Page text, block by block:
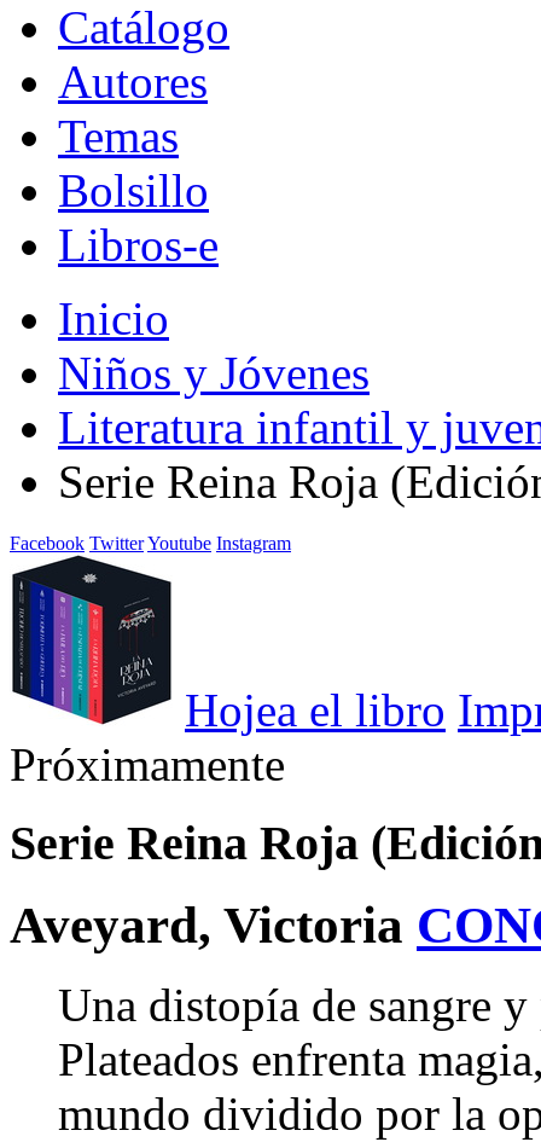
Catálogo
Autores
Temas
Bolsillo
Libros-e
Inicio
Niños y Jóvenes
Literatura infantil y
Serie Reina Roja
Facebook TwitterYoutube Instagram
Hojea el libro
Próximamente
Serie Reina Roja
Aveyard, Victoria
Una distopía de sangre
Plateados enfrenta
mundo dividido por la